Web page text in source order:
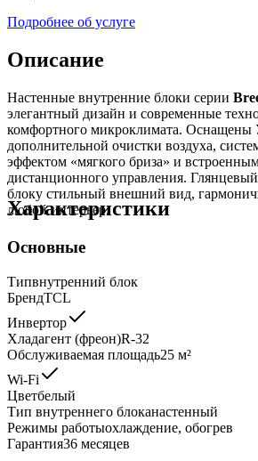
Подробнее об услуге
Описание
Настенные внутренние блоки серии
элегантный дизайн и современные
комфортного микроклимата.
дополнительной очистки воздуха,
эффектом «мягкого бриза» и
дистанционного управления.
блоку стильный внешний вид,
любой интерьер.
Характеристики
Основные
Типвнутренний блок
БрендTCL
Инвертор
Хладагент (фреон)R-32
Обслуживаемая площадь25 м²
Wi-Fi
Цветбелый
Тип внутреннего блоканастенный
Режимы работыохлаждение, обогрев
Гарантия36 месяцев